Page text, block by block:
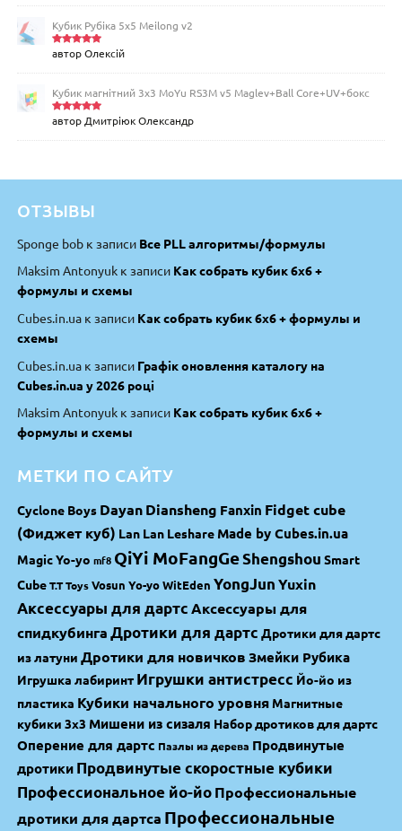
5
Кубик Рубіка 5x5 Meilong v2
Оцінено
автор Олексій
Кубик магнітний 3х3 MoYu RS3M v5 Maglev+Ball Core+UV+бокс
Оцінено
автор Дмитріюк Олександр
ОТЗЫВЫ
Sponge bob к записи Все PLL алгоритмы/формулы
Maksim Antonyuk к записи Как собрать кубик 6х6 +
формулы и схемы
Cubes.in.ua к записи Как собрать кубик 6х6 + формулы и
схемы
Cubes.in.ua к записи Графік оновлення каталогу на
Cubes.in.ua у 2026 році
Maksim Antonyuk к записи Как собрать кубик 6х6 +
формулы и схемы
МЕТКИ ПО САЙТУ
Cyclone Boys DayanDiansheng Fanxin Fidget cube
(Фиджет куб) Lan Lan Leshare Made by Cubes.in.ua
Magic Yo-yo mf8 QiYi MoFangGeShengshou Smart
Cube T.T Toys Vosun Yo-yoWitEden YongJun Yuxin
Аксессуары для дартс Аксессуары для
спидкубинга Дротики для дартс Дротики для дартс
из латуни Дротики для новичков Змейки Рубика
Игрушка лабиринт Игрушки антистресс Йо-йо из
пластика Кубики начального уровня Магнитные
кубики 3х3 Мишени из сизаля Набор дротиков для дартс
Оперение для дартс Пазлы из дерева Продвинутые
дротики Продвинутые скоростные кубики
Профессиональное йо-йоПрофессиональные
дротики для дартса Профессиональные